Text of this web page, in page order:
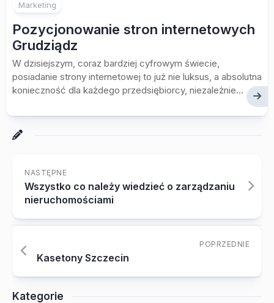
Marketing
Pozycjonowanie stron internetowych
Grudziądz
W dzisiejszym, coraz bardziej cyfrowym świecie,
posiadanie strony internetowej to już nie luksus, a absolutna
konieczność dla każdego przedsiębiorcy, niezależnie...
NASTĘPNE
Wszystko co należy wiedzieć o zarządzaniu
nieruchomościami
POPRZEDNIE
Kasetony Szczecin
Kategorie